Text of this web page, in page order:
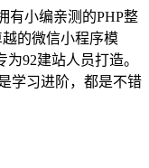
有小编亲测的PHP整
的微信小程序模
92建站人员打造。
学习进阶，都是不错